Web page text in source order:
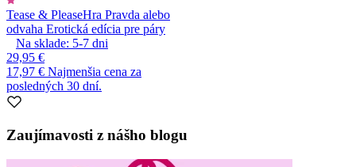
Tease & PleaseHra Pravda alebo
odvaha Erotická edícia pre páry
Na sklade: 5-7 dni
29,95 €
17,97 € Najmenšia cena za
posledných 30 dní.
Zaujímavosti z nášho blogu